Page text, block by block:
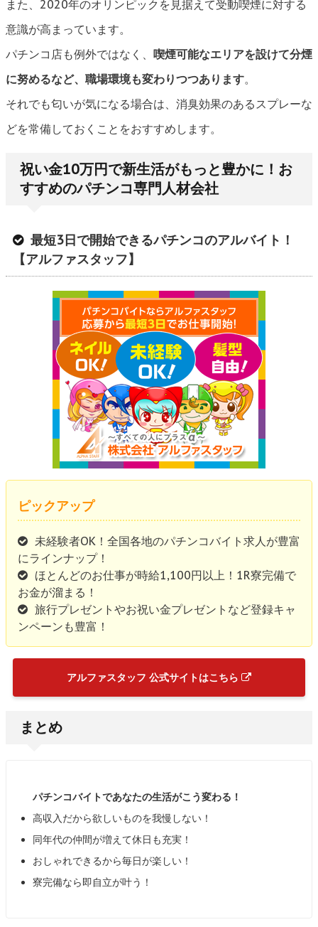
また、2020年のオリンピックを見据えて受動喫煙に対する
意識が高まっています。
パチンコ店も例外ではなく、 喫煙可能なエリアを設けて分煙
に努めるなど、職場環境も変わりつつあります。
それでも匂いが気になる場合は、消臭効果のあるスプレーな
どを常備しておくことをおすすめします。
祝い金10万円で新生活がもっと豊かに！お
すすめのパチンコ専門人材会社
最短3日で開始できるパチンコのアルバイト！
【アルファスタッフ】
ピックアップ
未経験者OK！全国各地のパチンコバイト求人が豊富
にラインナップ！
ほとんどのお仕事が時給1,100円以上！1R寮完備で
お金が溜まる！
旅行プレゼントやお祝い金プレゼントなど登録キャ
ンペーンも豊富！
アルファスタッフ 公式サイトはこちら
まとめ
パチンコバイトであなたの生活がこう変わる！
高収入だから欲しいものを我慢しない！
同年代の仲間が増えて休日も充実！
おしゃれできるから毎日が楽しい！
寮完備なら即自立が叶う！